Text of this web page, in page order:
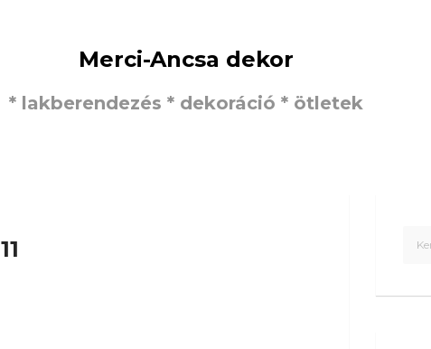
Merci-Ancsa dekor
* lakberendezés * dekoráció * ötletek
11